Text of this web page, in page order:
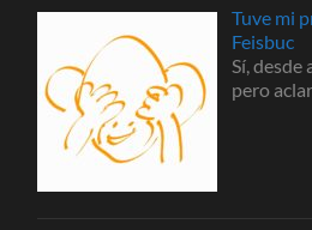
Tuve mi
Feisbuc
Sí, desde
pero